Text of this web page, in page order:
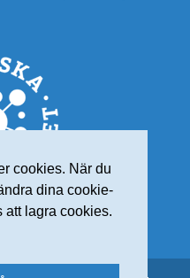
cookies. När du
dina cookie-
att lagra cookies.